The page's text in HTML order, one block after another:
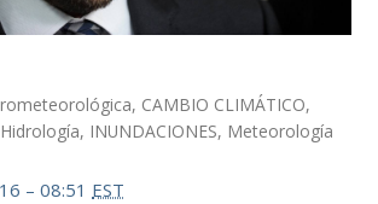
, CAMBIO CLIMÁTICO,
Hidrología, INUNDACIONES, Meteorología
– 08:51 EST